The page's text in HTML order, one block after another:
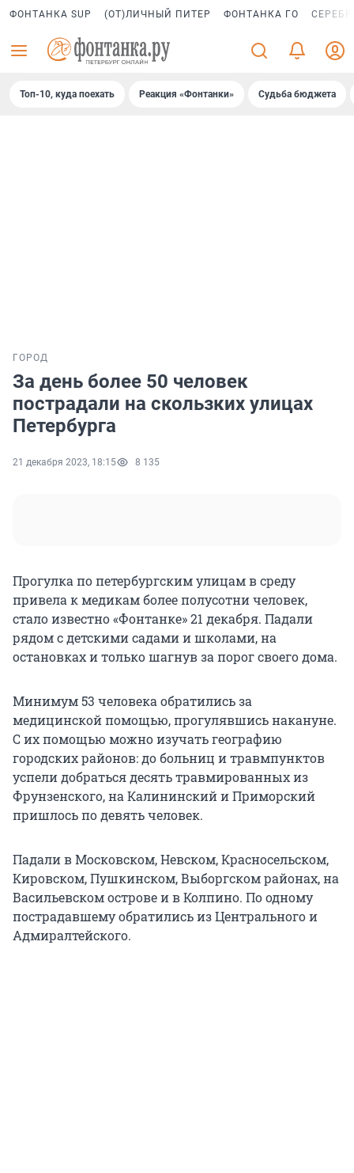
ФОНТАНКА SUP (ОТ)ЛИЧНЫЙ ПИТЕР ФОНТАНКА ГО
Топ-10, куда поехать Реакция «Фонтанки» Судьба бюджета
ГОРОД
За день более 50 человек
пострадали на скользких улицах
Петербурга
21 декабря 2023, 18:15 8 135
Прогулка по петербургским улицам в среду
привела к медикам более полусотни человек,
стало известно «Фонтанке» 21 декабря. Падали
рядом с детскими садами и школами, на
остановках и только шагнув за порог своего дома.
Минимум 53 человека обратились за
медицинской помощью, прогулявшись накануне.
С их помощью можно изучать географию
городских районов: до больниц и травмпунктов
успели добраться десять травмированных из
Фрунзенского, на Калининский и Приморский
пришлось по девять человек.
Падали в Московском, Невском, Красносельском,
Кировском, Пушкинском, Выборгском районах, на
Васильевском острове и в Колпино. По одному
пострадавшему обратились из Центрального и
Адмиралтейского.